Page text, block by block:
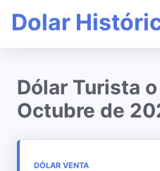
Dolar
Dólar Turista
Octubre de
DÓLAR VENTA